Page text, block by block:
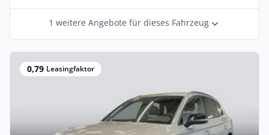
1 weitere Angebote für dieses Fahrzeug
0,79 Leasingfaktor